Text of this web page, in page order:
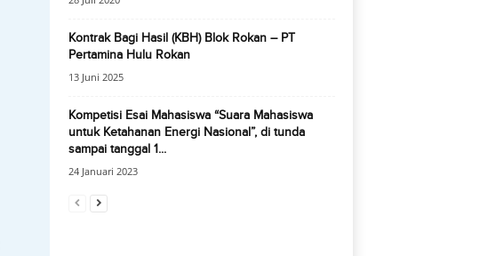
Kontrak Bagi Hasil (KBH) Blok Rokan – PT
Pertamina Hulu Rokan
13 Juni 2025
Kompetisi Esai Mahasiswa “Suara Mahasiswa
untuk Ketahanan Energi Nasional”, di tunda
sampai tanggal 1...
24 Januari 2023